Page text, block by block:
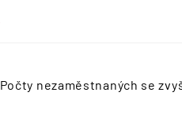
Počty nezaměstnaných se